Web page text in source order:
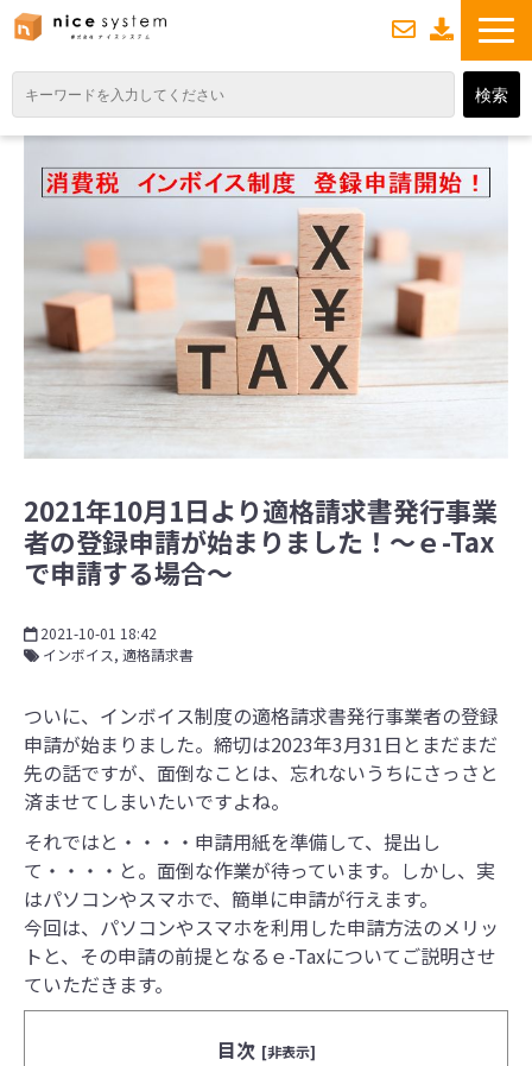
サービス紹介
業務DXソリューション
業務から探す
導入事例
業務のお悩みスッキリ通信
よくあるご質問
2021年10月1日より適格請求書発行事業
者の登録申請が始まりました！～ｅ-Tax
で申請する場合～
2021-10-01 18:42
インボイス 適格請求書
ついに、インボイス制度の適格請求書発行事業者の登録
申請が始まりました。締切は2023年3月31日とまだまだ
先の話ですが、面倒なことは、忘れないうちにさっさと
済ませてしまいたいですよね。
それではと・・・・申請用紙を準備して、提出し
て・・・・と。面倒な作業が待っています。しかし、実
はパソコンやスマホで、簡単に申請が行えます。
今回は、パソコンやスマホを利用した申請方法のメリッ
トと、その申請の前提となるｅ-Taxについてご説明させ
ていただきます。
目次 [非表示]